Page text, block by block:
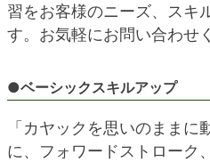
習をお客様のニーズ、スキ
す。お気軽にお問い合わせ
●ベーシックスキルアップ
「カヤックを思いのまま
に、フォワードストローク